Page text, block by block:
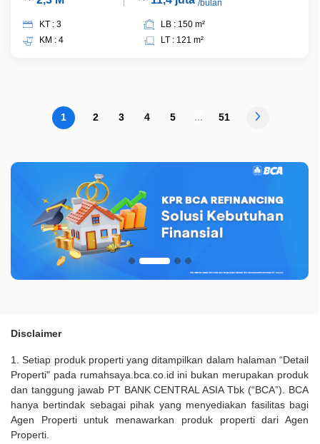
/bulan
KT : 3
KM : 4
LB : 150 m²
LT : 121 m²
1 2 3 4 5 ... 51
Disclaimer
1. Setiap produk properti yang ditampilkan dalam halaman “Detail
Properti" pada rumahsaya.bca.co.id ini bukan merupakan produk
dan tanggung jawab PT BANK CENTRAL ASIA Tbk (“BCA”). BCA
hanya bertindak sebagai pihak yang menyediakan fasilitas bagi
Agen Properti untuk menawarkan produk properti dari Agen
Properti.